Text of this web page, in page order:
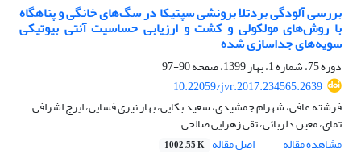
بررسی آلودگی بردتلا برونشی سپتیکا در سگ‌های خانگی و پناهگاه
با روش‌های مولکولی و کشت و ارزیابی حساسیت آنتی بیوتیکی
سویه‌های جداسازی شده
دوره 75، شماره 1، بهار 1399، صفحه
90-97
10.22059/jvr.2017.234565.2639
فرشته عافی، شهرام جمشیدی، سعید بکایی، بهار نیری فسایی، ایرج اشرافی
تمای، معین دلربائی، تقی زهرایی صالحی
مشاهده مقاله
اصل مقاله 1002.55 K